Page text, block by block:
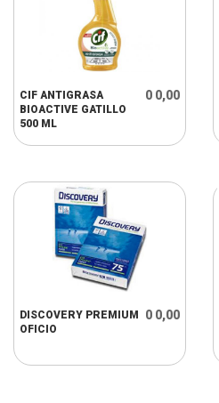
CIF ANTIGRASA
BIOACTIVE GATILLO
500 ML
0 0,00
DISCOVERY PREMIUM
OFICIO
0 0,00